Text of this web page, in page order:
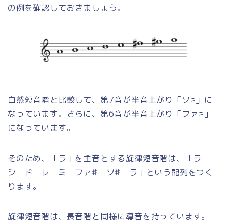
の例を確認しておきましょう。
自然短音階と比較して、第7音が半音上がり「ソ♯」に
なっています。さらに、第6音が半音上がり「ファ♯」
になっています。
そのため、「ラ」を主音とする旋律短音階は、「ラ
シ ド レ ミ ファ♯ ソ♯ ラ」という配列をつく
ります。
旋律短音階は、長音階と同様に導音を持っています。